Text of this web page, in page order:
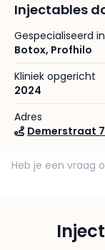
Injectables
Gespecialiseerd in
Botox, Profhilo
Kliniek opgericht
2024
Adres
Demerstraat
Heb je een vraag